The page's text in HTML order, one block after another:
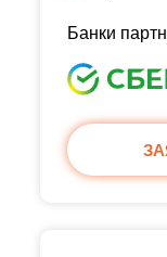
Банки